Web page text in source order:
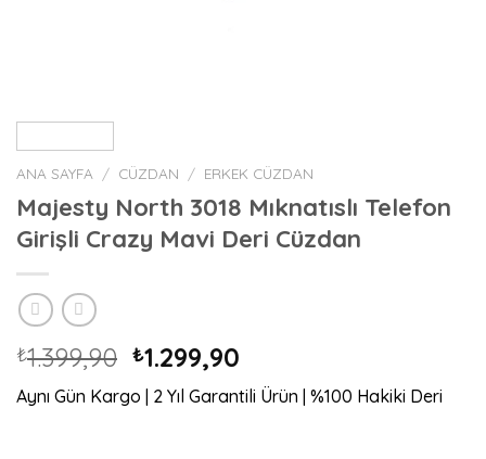
ANA SAYFA / CÜZDAN / ERKEK CÜZDAN
Majesty North 3018 Mıknatıslı Telefon
Girişli Crazy Mavi Deri Cüzdan
₺1.399,90 Orijinal
fiyat:
₺1.399,90.
₺1.299,90
andaki
fiyat:
Aynı Gün Kargo | 2 Yıl Garantili Ürün | %100 Hakiki Deri